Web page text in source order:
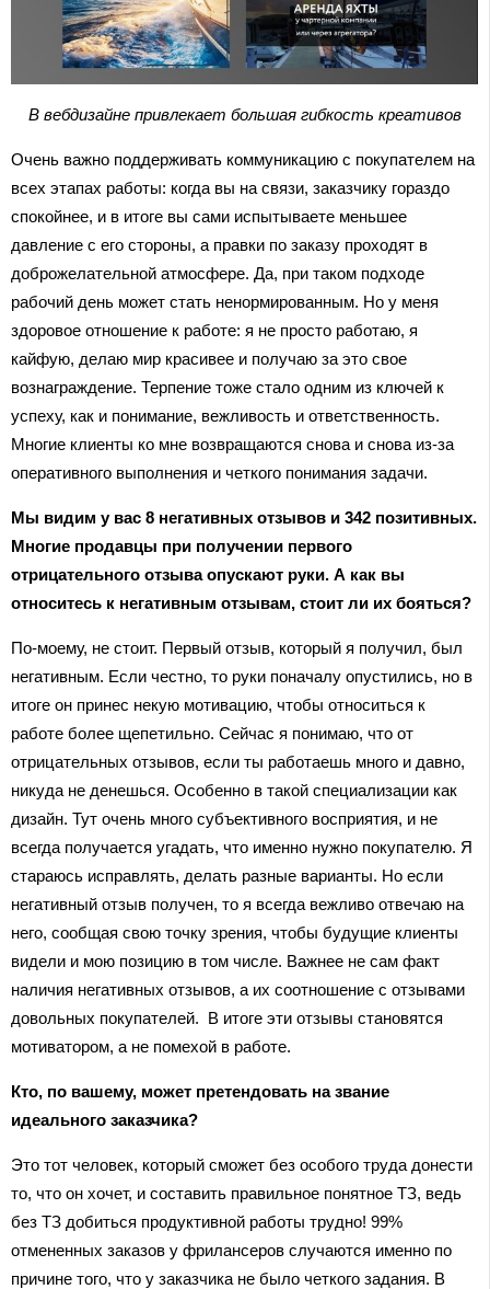
В вебдизайне привлекает большая гибкость креативов
Очень важно поддерживать коммуникацию с покупателем на
всех этапах работы: когда вы на связи, заказчику гораздо
спокойнее, и в итоге вы сами испытываете меньшее
давление с его стороны, а правки по заказу проходят в
доброжелательной атмосфере. Да, при таком подходе
рабочий день может стать ненормированным. Но у меня
здоровое отношение к работе: я не просто работаю, я
кайфую, делаю мир красивее и получаю за это свое
вознаграждение. Терпение тоже стало одним из ключей к
успеху, как и понимание, вежливость и ответственность.
Многие клиенты ко мне возвращаются снова и снова из-за
оперативного выполнения и четкого понимания задачи.
Мы видим у вас 8 негативных отзывов и 342 позитивных.
Многие продавцы при получении первого
отрицательного отзыва опускают руки. А как вы
относитесь к негативным отзывам, стоит ли их бояться?
По-моему, не стоит. Первый отзыв, который я получил, был
негативным. Если честно, то руки поначалу опустились, но в
итоге он принес некую мотивацию, чтобы относиться к
работе более щепетильно. Сейчас я понимаю, что от
отрицательных отзывов, если ты работаешь много и давно,
никуда не денешься. Особенно в такой специализации как
дизайн. Тут очень много субъективного восприятия, и не
всегда получается угадать, что именно нужно покупателю. Я
стараюсь исправлять, делать разные варианты. Но если
негативный отзыв получен, то я всегда вежливо отвечаю на
него, сообщая свою точку зрения, чтобы будущие клиенты
видели и мою позицию в том числе. Важнее не сам факт
наличия негативных отзывов, а их соотношение с отзывами
довольных покупателей. В итоге эти отзывы становятся
мотиватором, а не помехой в работе.
Кто, по вашему, может претендовать на звание
идеального заказчика?
Это тот человек, который сможет без особого труда донести
то, что он хочет, и составить правильное понятное ТЗ, ведь
без ТЗ добиться продуктивной работы трудно! 99%
отмененных заказов у фрилансеров случаются именно по
причине того, что у заказчика не было четкого задания. В